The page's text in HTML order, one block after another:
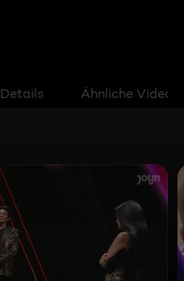
Details Ähnliche Videos